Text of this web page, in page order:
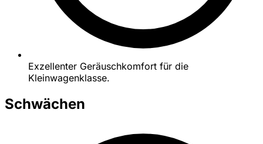
Exzellenter Geräuschkomfort für die
Kleinwagenklasse.
Schwächen